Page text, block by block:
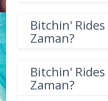
Bitchin' Rides
Zaman?
Bitchin' Rides
Zaman?